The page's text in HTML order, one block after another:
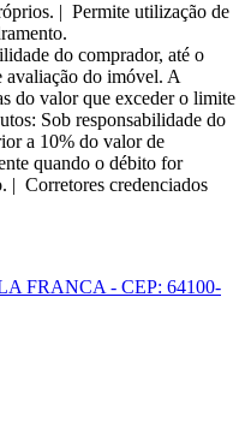
| Permite utilização de
do comprador, até o
avaliação do imóvel. A
do valor que exceder o limite
Sob responsabilidade do
a 10% do valor de
quando o débito for
| Corretores credenciados
FRANCA - CEP: 64100-